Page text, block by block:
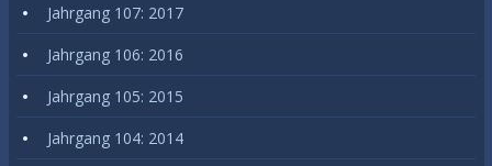
Jahrgang 107: 2017
Jahrgang 106: 2016
Jahrgang 105: 2015
Jahrgang 104: 2014